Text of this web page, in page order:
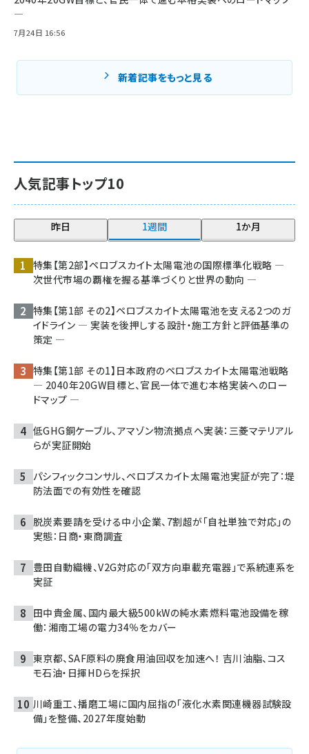
人気記事トップ10
昨日 1週間 1か月
特集【第2部】ペロブスカイト太陽電池の国際標準化戦略 ―
次世代市場の覇権を握る基準づくりと世界の動向 ―
特集【第1部 その2】ペロブスカイト太陽電池を支える2つのガ
イドライン ― 実装を後押しする設計・施工方針と評価基準の
策定 ―
特集【第1部 その1】日本政府のペロブスカイト太陽電池戦略
― 2040年20GW目標と、官民一体で進む本格実装へのロー
ドマップ ―
低GHG銅ケーブル、アマゾン物流拠点へ実装：三菱マテリアル
らが実証開始
パシフィックコンサル、ペロブスカイト太陽電池実証が完了：堤
防法面での有効性を確認
脱炭素要請を受ける中小企業、7割超が「自社単独で対応」の
実態：日商・東商調査
豊田自動織機、V2G対応の「双方向車載充電器」で系統連系を
実証
田中貴金属、国内最大級500kWの純水素燃料電池設備を稼
働：湘南工場の電力34％をカバー
東京都、SAF原料の廃食用油回収を加速へ！ 吉川油脂、コス
モ石油・日揮HDらを採択
川崎重工、播磨工場に国内屈指の「液化水素関連機器試験設
備」を整備、2027年度始動
―
7月24日 16:56
新着記事をもっと見る